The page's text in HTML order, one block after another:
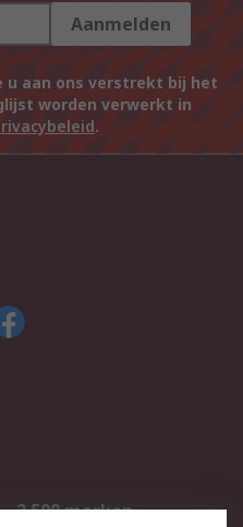
Aanmelden
u aan ons verstrekt bij het
worden verwerkt in
.
2.500 merken